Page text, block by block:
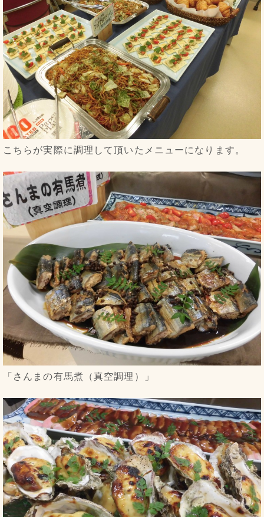
こちらが実際に調理して頂いたメニューになります。
「さんまの有馬煮（真空調理）」